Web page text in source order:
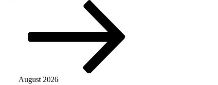
August 2026